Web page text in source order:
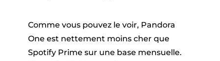
Comme vous pouvez le voir, Pandora
One est nettement moins cher que
Spotify Prime sur une base mensuelle.